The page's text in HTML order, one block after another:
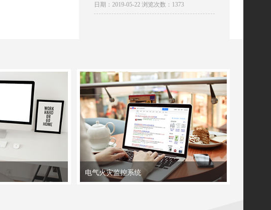
日期：2019-05-22 浏览次数：1373
电气火灾监控系统